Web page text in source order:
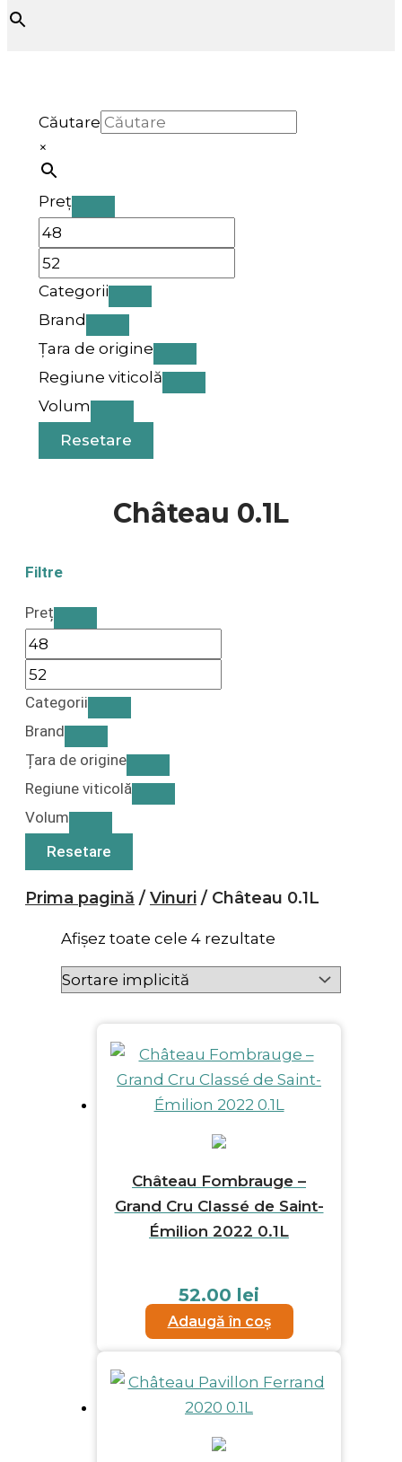
Căutare
×
Preț
Categorii
Brand
Țara de origine
Regiune viticolă
Volum
Resetare
Château 0.1L
Filtre
Preț
Categorii
Brand
Țara de origine
Regiune viticolă
Volum
Resetare
Prima pagină / Vinuri / Château 0.1L
Afișez toate cele 4 rezultate
Château Fombrauge –
Grand Cru Classé de Saint-
Émilion 2022 0.1L
52.00 lei
Adaugă în coș